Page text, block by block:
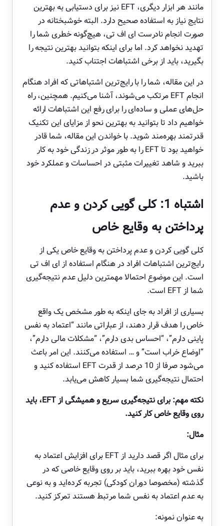
مانند هر ابزار دیگری، EFT نیز برای دستیابی به بهترین
نتایج نیاز به استفاده صحیح دارد. البته خوشبختانه در
صورت انجام نادرست ای اف تی، هیچ‌گونه خطری شما را
تهدید نخواهد کرد. اما برای اینکه بتوانید بهترین نتیجه را
بگیرید، باید از برخی اشتباهات اجتناب کنید.
در این مقاله، شما را با رایج‌ترین اشتباهاتی که افراد هنگام
انجام EFT مرتکب می‌شوند، آشنا می‌کنیم. همچنین، راه
حل‌های عملی و ساده‌ای را برای رفع این اشتباهات ارائه
خواهیم داد تا بتوانید به بهترین نحو از مزایای این تکنیک
قدرتمند بهره‌مند شوید. با خواندن این مقاله، شما قادر
خواهید بود تا EFT را به طور موثر در زندگی خود به کار
ببرید و شاهد تغییرات مثبتی در احساسات و عملکرد خود
باشید.
اشتباه 1: کلی گویی کردن و عدم
پرداختن به وقایع خاص
کلی گویی کردن و عدم پرداختن به وقایع خاص یکی از
رایج‌ترین اشتباهات افراد در هنگام استفاده از ای اف تی
است. این موضوع احتمالا مهمترین دلیل عدم نتیجه‌گیری
شما از EFT است.
بسیاری از افراد به جای اینکه به طور مشخص یک واقع
خاص را هدف قرار دهند، از عباراتی مانند “اعتماد به نفس
پاینی دارم”، “احساس بدی دارم”، “مشکلات مالی دارم”،
“اوضاع خراب است” و … استفاده می‌کنند. این امر باعث
می‌شود صرفا از 10 درصد از قدرت EFT استفاده کنید و
احتمال نتیجه‌گیری شما بسیار کاهش می‌یابد.
نکته مهم: برای نتیجه‌گیری سریع و همیشگی از EFT، باید
روی وقایع خاص کار کنید.
مثال:
برای مثال اگر قصد دارید از EFT برای افزایش اعتماد به
نفس خود بهره ببرید، باید بر روی وقایع خاصی که در
گذشته (مخصوصا دوران کودکی) تجربه کرده‌اید و به نوعی
به عدم اعتماد به نفس شما مرتبط هستند تمرکز کنید.
به عنوان نمونه: